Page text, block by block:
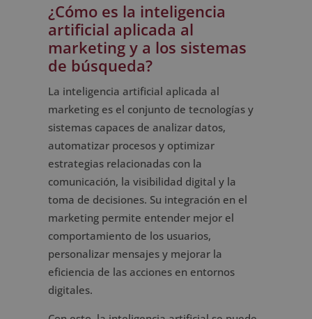
¿Cómo es la inteligencia
artificial aplicada al
marketing y a los sistemas
de búsqueda?
La inteligencia artificial aplicada al
marketing es el conjunto de tecnologías y
sistemas capaces de analizar datos,
automatizar procesos y optimizar
estrategias relacionadas con la
comunicación, la visibilidad digital y la
toma de decisiones. Su integración en el
marketing permite entender mejor el
comportamiento de los usuarios,
personalizar mensajes y mejorar la
eficiencia de las acciones en entornos
digitales.